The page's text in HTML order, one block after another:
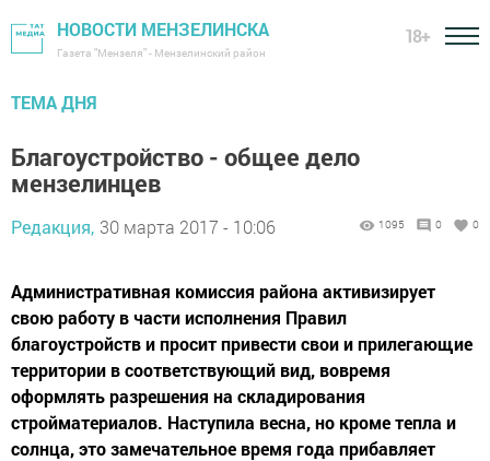
НОВОСТИ МЕНЗЕЛИНСКА
Газета "Мензеля" - Мензелинский район
18+
ТЕМА ДНЯ
Благоустройство - общее дело
мензелинцев
Редакция, 30 марта 2017 - 10:06 1095 0 0
Административная комиссия района активизирует
свою работу в части исполнения Правил
благоустройств и просит привести свои и прилегающие
территории в соответствующий вид, вовремя
оформлять разрешения на складирования
стройматериалов. Наступила весна, но кроме тепла и
солнца, это замечательное время года прибавляет